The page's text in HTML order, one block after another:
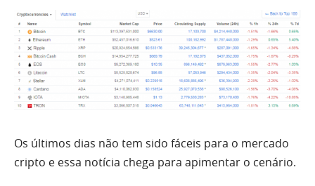
Os últimos dias não tem sido fáceis para o mercado
cripto e essa notícia chega para apimentar o cenário.